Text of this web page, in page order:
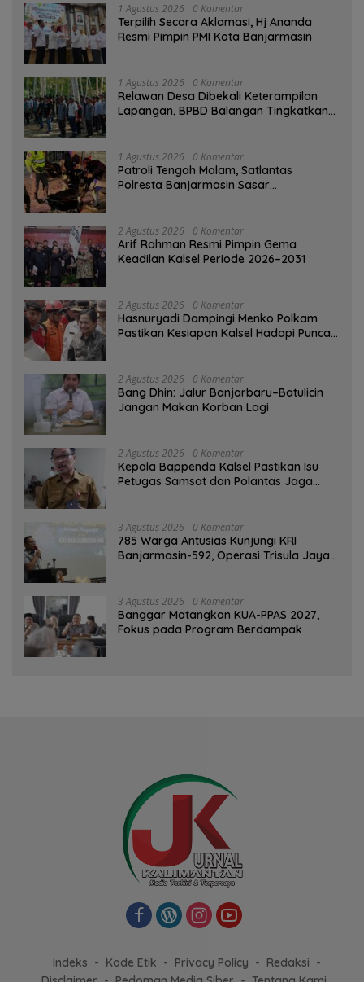
1 Agustus 2026 0 Komentar
‎Terpilih Secara Aklamasi, Hj Ananda
Resmi Pimpin PMI Kota Banjarmasin
1 Agustus 2026 0 Komentar
Relawan Desa Dibekali Keterampilan
Lapangan, BPBD Balangan Tingkatkan
1 Agustus 2026 0 Komentar
Patroli Tengah Malam, Satlantas
Polresta Banjarmasin Sasar
2 Agustus 2026 0 Komentar
Arif Rahman Resmi Pimpin Gema
Keadilan Kalsel Periode 2026–2031
2 Agustus 2026 0 Komentar
Hasnuryadi Dampingi Menko Polkam
Pastikan Kesiapan Kalsel Hadapi Puncak
2 Agustus 2026 0 Komentar
Bang Dhin: Jalur Banjarbaru–Batulicin
Jangan Makan Korban Lagi
2 Agustus 2026 0 Komentar
Kepala Bappenda Kalsel Pastikan Isu
Petugas Samsat dan Polantas Jaga
3 Agustus 2026 0 Komentar
785 Warga Antusias Kunjungi KRI
Banjarmasin-592, Operasi Trisula Jaya
3 Agustus 2026 0 Komentar
‎Banggar Matangkan KUA-PPAS 2027,
Fokus pada Program Berdampak
Indeks Kode Etik Privacy Policy
Redaksi